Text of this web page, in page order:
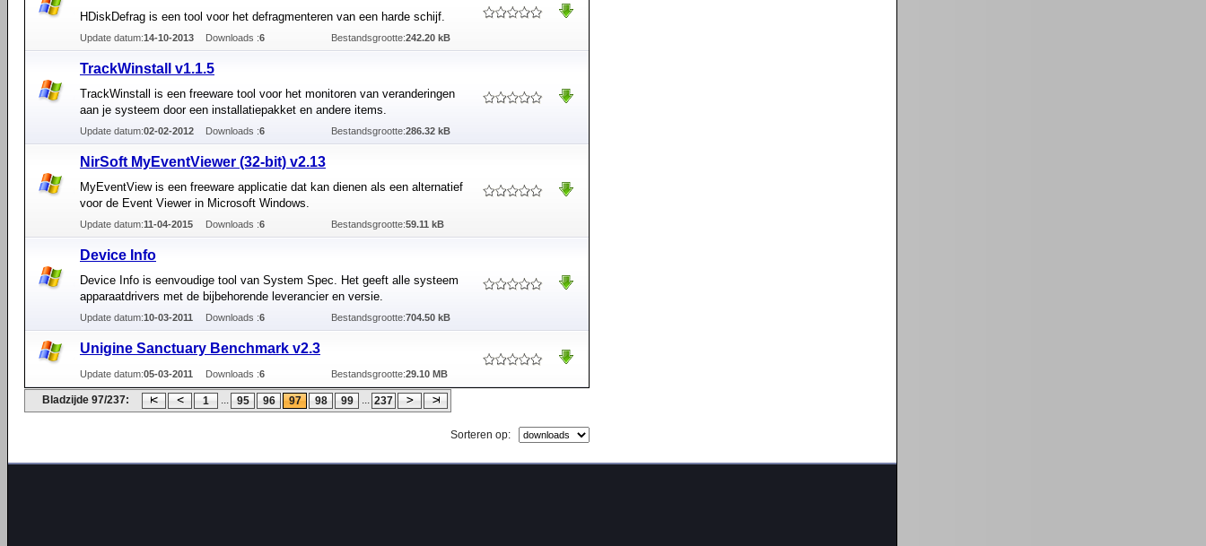
HDiskDefrag is een tool voor het defragmenteren van een harde schijf.
Update datum:14-10-2013 Downloads :6 Bestandsgrootte:242.20 kB
TrackWinstall v1.1.5
TrackWinstall is een freeware tool voor het monitoren van veranderingen
aan je systeem door een installatiepakket en andere items.
Update datum:02-02-2012 Downloads :6 Bestandsgrootte:286.32 kB
NirSoft MyEventViewer (32-bit) v2.13
MyEventView is een freeware applicatie dat kan dienen als een alternatief
voor de Event Viewer in Microsoft Windows.
Update datum:11-04-2015 Downloads :6 Bestandsgrootte:59.11 kB
Device Info
Device Info is eenvoudige tool van System Spec. Het geeft alle systeem
apparaatdrivers met de bijbehorende leverancier en versie.
Update datum:10-03-2011 Downloads :6 Bestandsgrootte:704.50 kB
Unigine Sanctuary Benchmark v2.3
Update datum:05-03-2011 Downloads :6 Bestandsgrootte:29.10 MB
Bladzijde 97/237: 1 ... 95 96 97 98 99 ... 237
Sorteren op: